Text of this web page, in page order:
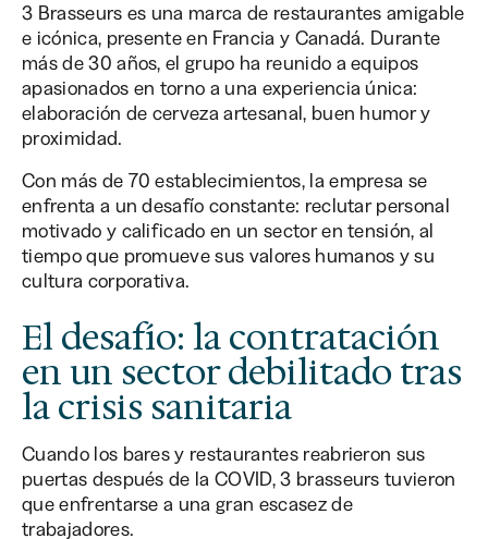
3 Brasseurs es una marca de restaurantes amigable
e icónica, presente en Francia y Canadá. Durante
más de 30 años, el grupo ha reunido a equipos
apasionados en torno a una experiencia única:
elaboración de cerveza artesanal, buen humor y
proximidad.
Con más de 70 establecimientos, la empresa se
enfrenta a un desafío constante: reclutar personal
motivado y calificado en un sector en tensión, al
tiempo que promueve sus valores humanos y su
cultura corporativa.
El desafío: la contratación
en un sector debilitado tras
la crisis sanitaria
Cuando los bares y restaurantes reabrieron sus
puertas después de la COVID, 3 brasseurs tuvieron
que enfrentarse a una gran escasez de
trabajadores.